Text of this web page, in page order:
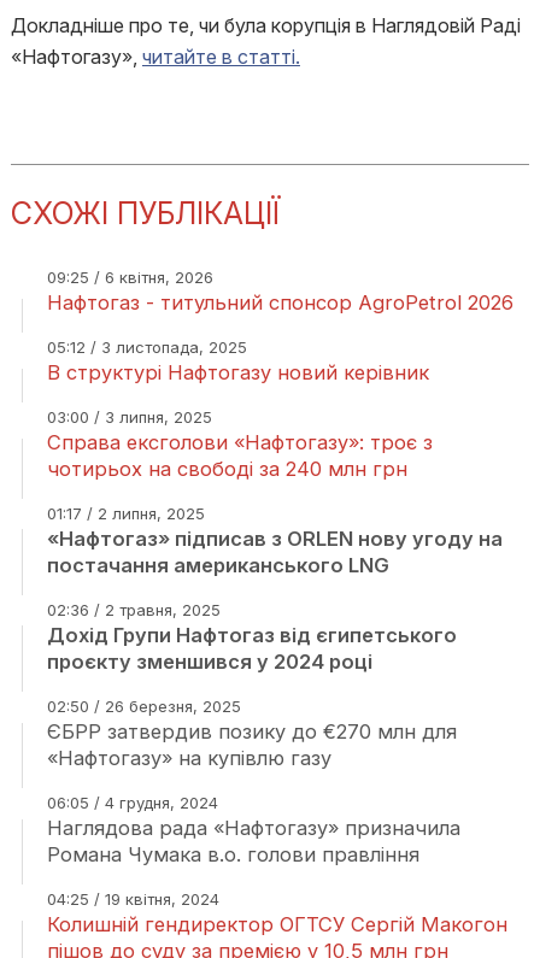
Докладніше про те, чи була корупція в Наглядовій Раді
«Нафтогазу», читайте в статті.
СХОЖІ ПУБЛІКАЦІЇ
09:25 / 6 квітня, 2026
Нафтогаз - титульний спонсор AgroPetrol 2026
05:12 / 3 листопада, 2025
В структурі Нафтогазу новий керівник
03:00 / 3 липня, 2025
Справа ексголови «Нафтогазу»: троє з
чотирьох на свободі за 240 млн грн
01:17 / 2 липня, 2025
«Нафтогаз» підписав з ORLEN нову угоду на
постачання американського LNG
02:36 / 2 травня, 2025
Дохід Групи Нафтогаз від єгипетського
проєкту зменшився у 2024 році
02:50 / 26 березня, 2025
ЄБРР затвердив позику до €270 млн для
«Нафтогазу» на купівлю газу
06:05 / 4 грудня, 2024
Наглядова рада «Нафтогазу» призначила
Романа Чумака в.о. голови правління
04:25 / 19 квітня, 2024
Колишній гендиректор ОГТСУ Сергій Макогон
пішов до суду за премією у 10,5 млн грн